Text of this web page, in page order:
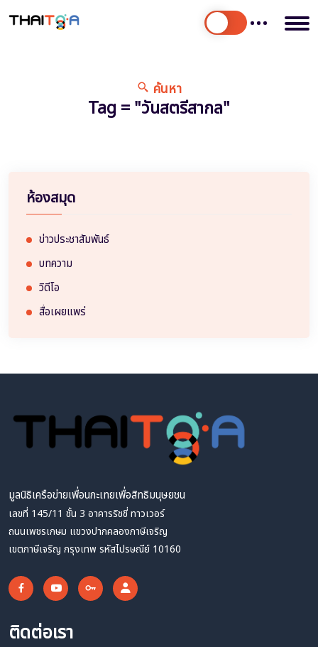
ค้นหา
Tag = "วันสตรีสากล"
ห้องสมุด
ข่าวประชาสัมพันธ์
บทความ
วิดีโอ
สื่อเผยแพร่
มูลนิธิเครือข่ายเพื่อนกะเทยเพื่อสิทธิมนุษยชน
เลขที่ 145/11 ชั้น 3 อาคารริชชี่ ทาวเวอร์
ถนนเพชรเกษม แขวงปากคลองภาษีเจริญ
เขตภาษีเจริญ กรุงเทพ รหัสไปรษณีย์ 10160
ติดต่อเรา